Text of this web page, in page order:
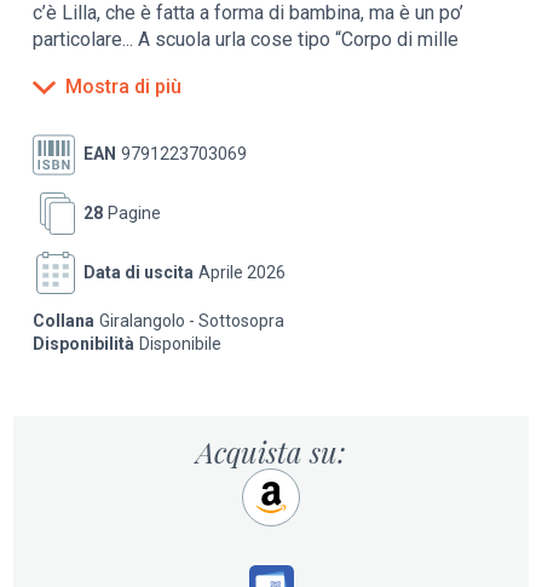
c’è Lilla, che è fatta a forma di bambina, ma è un po’
particolare... A scuola urla cose tipo “Corpo di mille
quello che le piace di più è cercare tesori,
E un bel giorno, proprio sulla spiaggia troverà davvero
un tesoro, con l’aiuto di un bambino che se ne stava lì a
giocare per gli affari suoi e invece viene nominato
ammiraglio sul campo, mentre venti pirati con i baffi, i
cappelli piumati, le sciabole portano in trionfo lui e il
“Chi trova un pirata trova un tesoro” è il testo vincitore
Mostra di più
EAN 9791223703069
Pagine
28
Data di uscita Aprile 2026
Collana Giralangolo - Sottosopra
Disponibilità Disponibile
Acquista su: